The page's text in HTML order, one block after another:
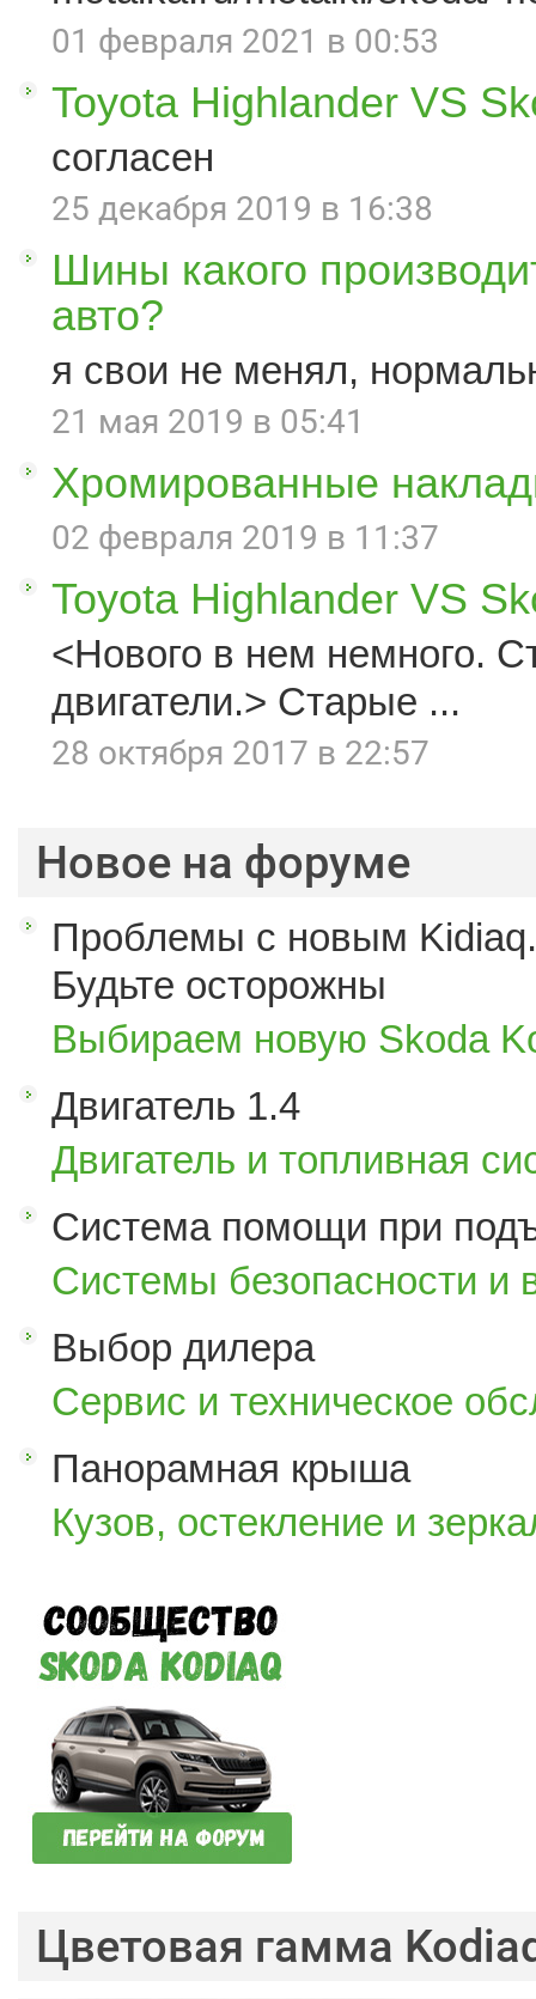
01 февраля 2021 в 00:53
Toyota Highlander VS
согласен
25 декабря 2019 в 16:38
Шины какого
авто?
я свои не менял,
21 мая 2019 в 05:41
Хромированные
02 февраля 2019 в 11:37
Toyota Highlander VS
<Нового в нем немного.
двигатели.> Старые ...
28 октября 2017 в 22:57
Новое на форуме
Проблемы с новым
Будьте осторожны
Выбираем новую Skoda
Двигатель 1.4
Двигатель и топливная
Система помощи при
Системы безопасности и
Выбор дилера
Сервис и техническое
Панорамная крыша
Кузов, остекление и
Цветовая гамма